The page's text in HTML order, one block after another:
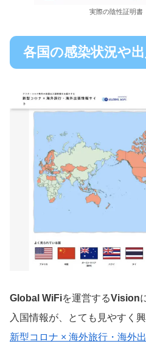
実際の陰性証明
各国の感染状況や
Global WiFiを運営するVision
入国情報が、とても見やすく興
新型コロナ × 海外旅行・海外